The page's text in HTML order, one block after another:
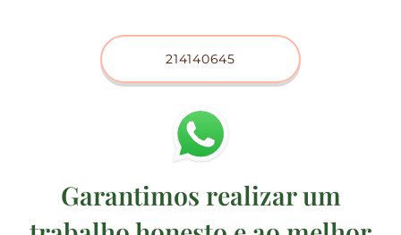
214140645
Garantimos realizar um